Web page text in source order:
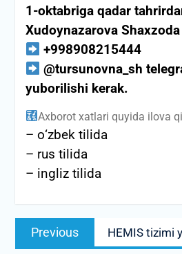
1-oktabriga qadar
Xudoynazarova Shaxzoda
+998908215444
@tursunovna_sh
yuborilishi kerak.
Axborot xatlari quyida ilova
– о‘zbek tilida
– rus tilida
– ingliz tilida
Post
menyusi
Previous
post:
HEMIS tizimi